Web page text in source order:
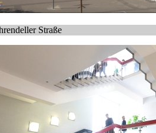
Straße